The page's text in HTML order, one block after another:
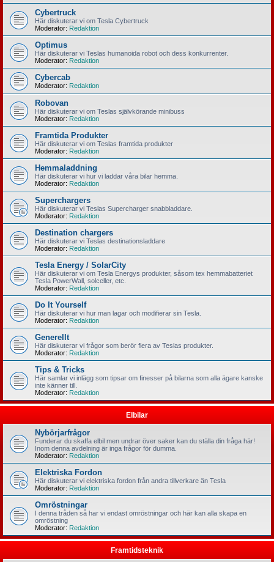
Cybertruck
Här diskuterar vi om Tesla Cybertruck
Moderator: Redaktion
Optimus
Här diskuterar vi Teslas humanoida robot och dess konkurrenter.
Moderator: Redaktion
Cybercab
Moderator: Redaktion
Robovan
Här diskuterar vi om Teslas självkörande minibuss
Moderator: Redaktion
Framtida Produkter
Här diskuterar vi om Teslas framtida produkter
Moderator: Redaktion
Hemmaladdning
Här diskuterar vi hur vi laddar våra bilar hemma.
Moderator: Redaktion
Superchargers
Här diskuterar vi Teslas Supercharger snabbladdare.
Moderator: Redaktion
Destination chargers
Här diskuterar vi Teslas destinationsladdare
Moderator: Redaktion
Tesla Energy / SolarCity
Här diskuterar vi om Tesla Energys produkter, såsom tex hemmabatteriet
Tesla PowerWall, solceller, etc.
Moderator: Redaktion
Do It Yourself
Här diskuterar vi hur man lagar och modifierar sin Tesla.
Moderator: Redaktion
Generellt
Här diskuterar vi frågor som berör flera av Teslas produkter.
Moderator: Redaktion
Tips & Tricks
Här samlar vi inlägg som tipsar om finesser på bilarna som alla ägare kanske
inte känner till.
Moderator: Redaktion
Elbilar
Nybörjarfrågor
Funderar du skaffa elbil men undrar över saker kan du ställa din fråga här!
Inom denna avdelning är inga frågor för dumma.
Moderator: Redaktion
Elektriska Fordon
Här diskuterar vi elektriska fordon från andra tillverkare än Tesla
Moderator: Redaktion
Omröstningar
I denna tråden så har vi endast omröstningar och här kan alla skapa en
omröstning
Moderator: Redaktion
Framtidsteknik